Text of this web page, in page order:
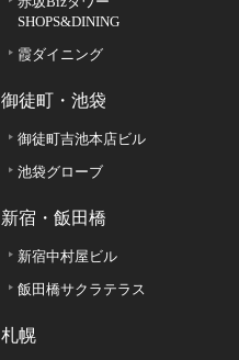
SHOPS&DINING
霞ダイニング
御徒町・池袋
御徒町吉池本店ビル
池袋グローブ
新宿・飯田橋
新宿中村屋ビル
飯田橋サクラテラス
札幌